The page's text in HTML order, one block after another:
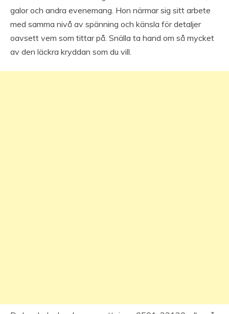
galor och andra evenemang. Hon närmar sig sitt arbete
med samma nivå av spänning och känsla för detaljer
oavsett vem som tittar på. Snälla ta hand om så mycket
av den läckra kryddan som du vill.